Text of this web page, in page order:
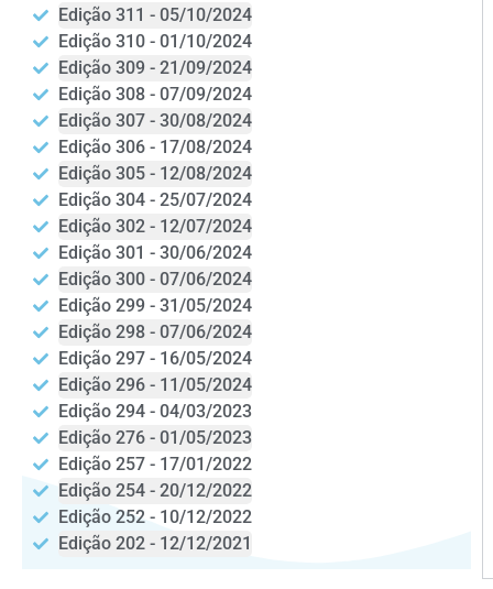
Edição 311 - 05/10/2024
Edição 310 - 01/10/2024
Edição 309 - 21/09/2024
Edição 308 - 07/09/2024
Edição 307 - 30/08/2024
Edição 306 - 17/08/2024
Edição 305 - 12/08/2024
Edição 304 - 25/07/2024
Edição 302 - 12/07/2024
Edição 301 - 30/06/2024
Edição 300 - 07/06/2024
Edição 299 - 31/05/2024
Edição 298 - 07/06/2024
Edição 297 - 16/05/2024
Edição 296 - 11/05/2024
Edição 294 - 04/03/2023
Edição 276 - 01/05/2023
Edição 257 - 17/01/2022
Edição 254 - 20/12/2022
Edição 252 - 10/12/2022
Edição 202 - 12/12/2021